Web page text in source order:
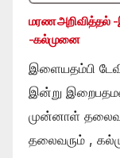
மரண அறிவித்தல் -
-கல்முனை
இளையதம்பி
இன்று
முன்னாள்
தலைவரும் ,